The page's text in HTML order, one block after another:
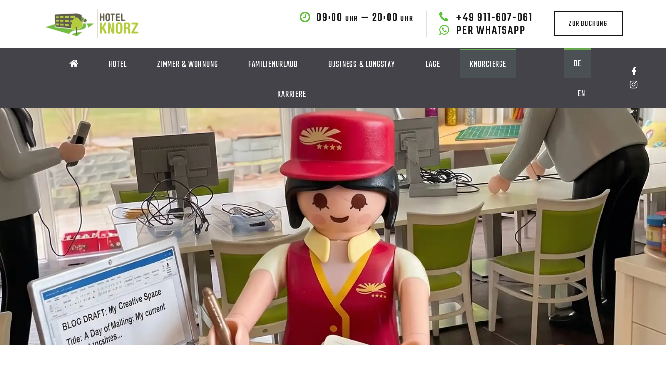
09:00 UHR — 20:00 UHR +49 911-607-061
PER WHATSAPP ZUR BUCHUNG
HOTEL ZIMMER & WOHNUNG FAMILIENURLAUB BUSINESS & LONGSTAY LAGE KNORCIERGE
KARRIERE
DE
EN
KNORCIERGE BLOG
DER KNORCIERGE EMPFIEHLT
HOME BLOG